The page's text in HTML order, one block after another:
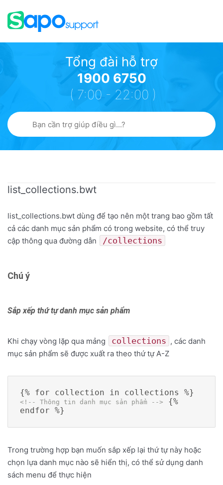
Tổng đài hỗ trợ
1900 6750
( 7:00 - 22:00 )
list_collections.bwt
list_collections.bwt dùng để tạo nên một trang bao gồm tất
cả các danh mục sản phẩm có trong website, có thể truy
cập thông qua đường dẫn
/collections
Chú ý
Sắp xếp thứ tự danh mục sản phẩm
Khi chạy vòng lặp qua mảng collections , các danh
mục sản phẩm sẽ được xuất ra theo thứ tự A-Z
<!-- Thông tin danh mục sản phẩm -->
{%
endfor %}
Trong trường hợp bạn muốn sắp xếp lại thứ tự này hoặc
chọn lựa danh mục nào sẽ hiển thị, có thể sử dụng danh
sách menu để thực hiện